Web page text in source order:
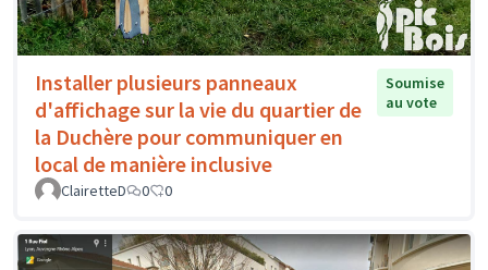
Installer plusieurs panneaux
d'affichage sur la vie du quartier de
la Duchère pour communiquer en
local de manière inclusive
Soumise
au vote
ClairetteD 0 0